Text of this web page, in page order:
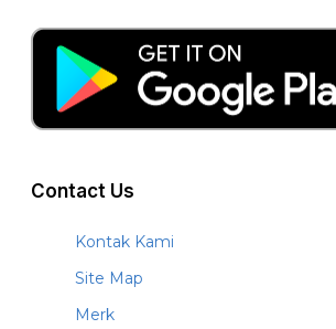
Contact Us
Kontak Kami
Site Map
Merk